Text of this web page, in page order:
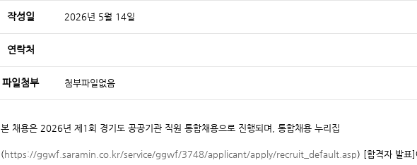
작성일 2026년 5월 14일
연락처
파일첨부 첨부파일없음
본 채용은 2026년 제1회 경기도 공공기관 직원 통합채용으로 진행되며, 통합채용 누리집
(https://ggwf.saramin.co.kr/service/ggwf/3748/applicant/apply/recruit_default.asp) [합격자 발표]